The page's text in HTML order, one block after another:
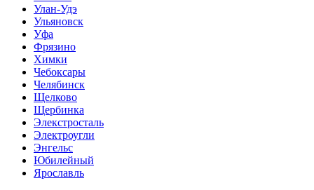
Улан-Удэ
Ульяновск
Уфа
Фрязино
Химки
Чебоксары
Челябинск
Щелково
Щербинка
Элекстросталь
Электроугли
Энгельс
Юбилейный
Ярославль